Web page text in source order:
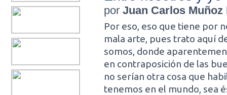
por Juan Carlos
Por eso, eso que tiene por
mala arte, pues trato aquí
somos, donde
en contraposición de las
no serían otra cosa que
tenemos en el mundo, sea